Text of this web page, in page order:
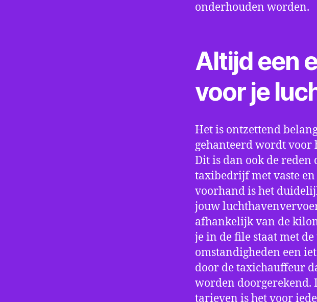
onderhouden worden.
Altijd een
voor je
Het is ontzettend
gehanteerd wordt voor
Dit is dan ook de reden
taxibedrijf met vaste
voorhand is het
jouw
afhankelijk van de
je in de file staat met
omstandigheden een
door de taxichauffeur
worden doorgerekend.
tarieven is het voor